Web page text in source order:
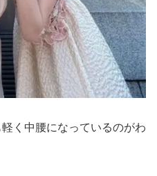
く中腰になっているのがわ